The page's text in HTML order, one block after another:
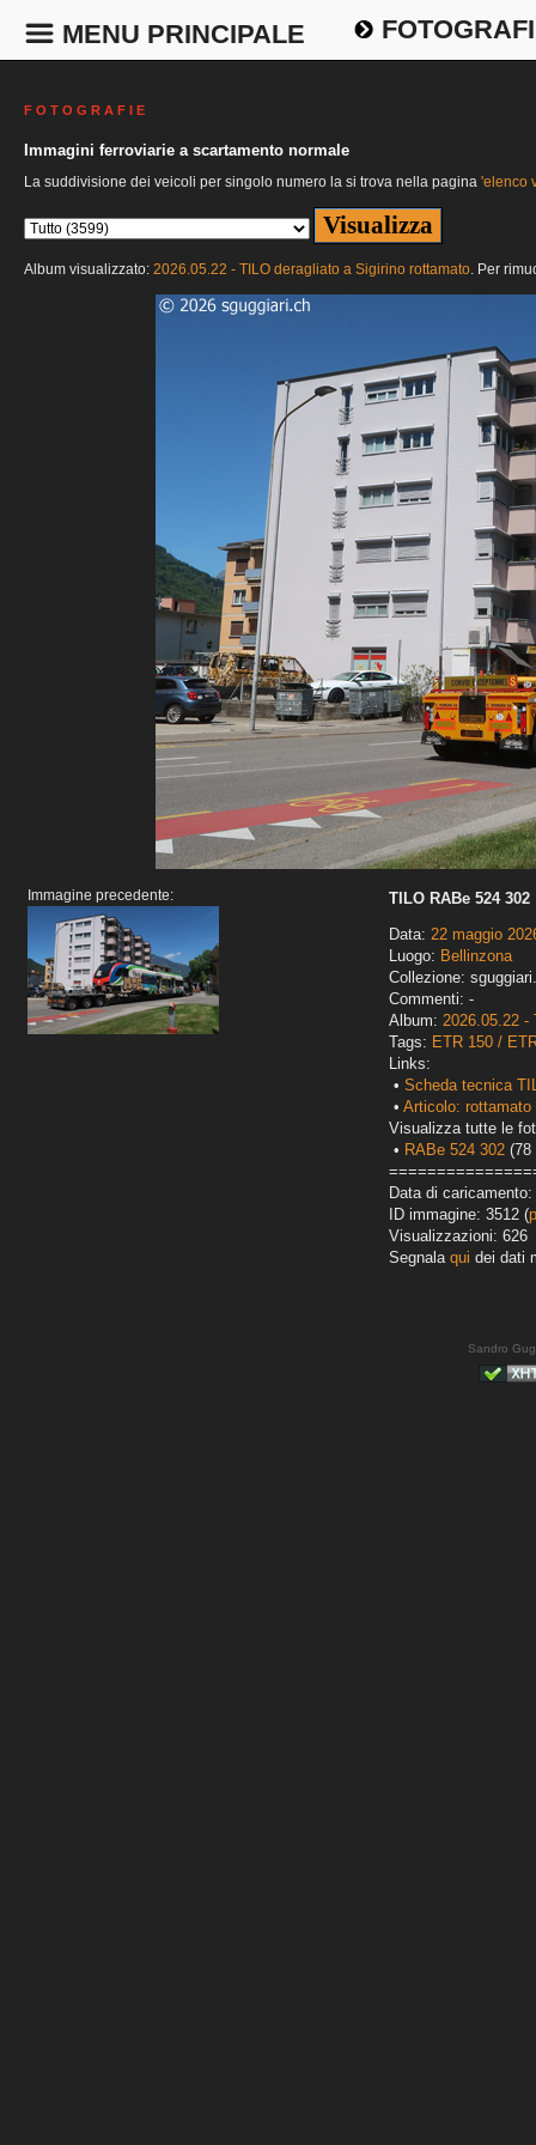
MENU PRINCIPALE
F O T O G R A F I E
Immagini ferroviarie a scartamento normale
La suddivisione dei veicoli per singolo numero la si trova nella pagina 'elenco
Album visualizzato: 2026.05.22 - TILO deragliato a Sigirino rottamato. Per
Immagine precedente:
TILO RABe 524 302
Data: 22 maggio
Luogo: Bellinzona
Collezione:
Commenti: -
Album: 2026.05.22 -
Tags: ETR 150 /
Links:
• Scheda tecnica
• Articolo:
Visualizza tutte le
• RABe 524 302 (78
Data di
ID immagine: 3512 (
Visualizzazioni: 626
Segnala qui dei dati
Sandro